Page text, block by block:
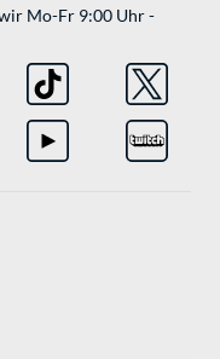
Mo-Fr 9:00 Uhr -